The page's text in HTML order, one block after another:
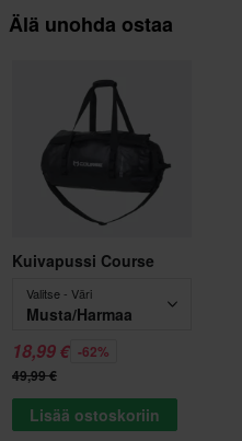
Älä unohda ostaa
Kuivapussi Course
Valitse - Väri
Musta/Harmaa
18,99 € -62%
49,99 €
Lisää ostoskoriin